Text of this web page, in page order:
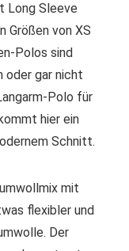
Long Sleeve
Größen von XS
Polos sind
oder gar nicht
Polo für
hier ein
Schnitt.
mit
flexibler und
Der